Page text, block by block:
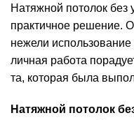
Натяжной потолок без
практичное решение.
нежели
личная работа
та, которая была
Натяжной потолок